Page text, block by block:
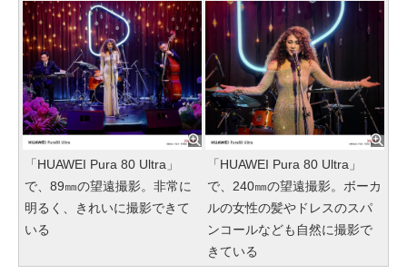
「HUAWEI Pura 80 Ultra」
で、89㎜の望遠撮影。非常に
明るく、きれいに撮影できて
いる
「HUAWEI Pura 80 Ultra」
で、240㎜の望遠撮影。ボーカ
ルの女性の髪やドレスのスパ
ンコールなども自然に撮影で
きている